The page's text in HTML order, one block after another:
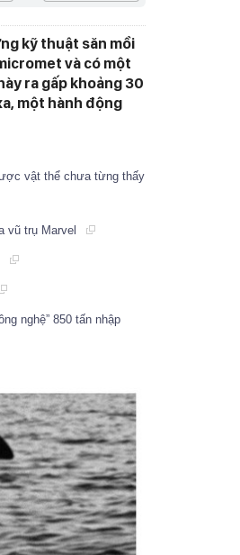
kỹ thuật săn mồi
và có một
ra gấp khoảng 30
một hành động
vật thể chưa từng thấy
vũ trụ Marvel
nghệ” 850 tấn nhập